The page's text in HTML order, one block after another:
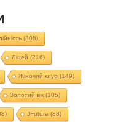
(308)
Ліцей (216)
Жіночий клуб (149)
Золотий вік(105)
JFuture (88)